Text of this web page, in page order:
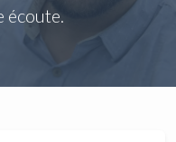
écoute.